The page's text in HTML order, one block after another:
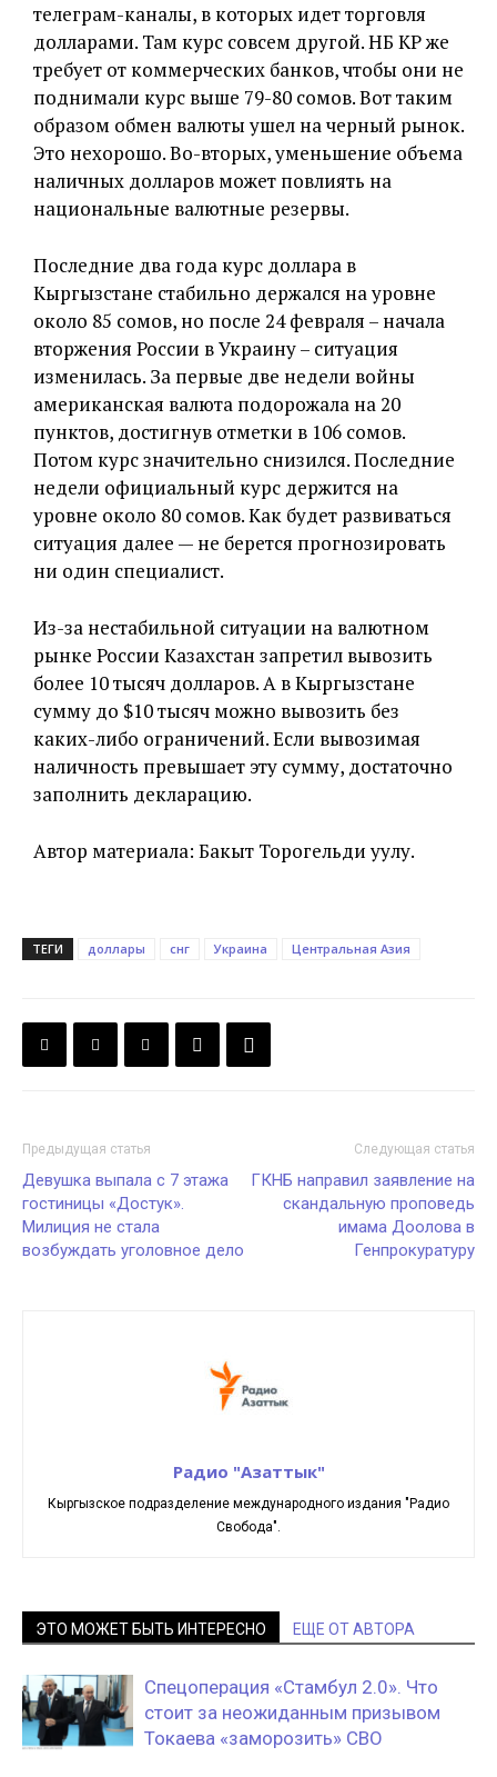
телеграм-каналы, в которых идет торговля
долларами. Там курс совсем другой. НБ КР же
требует от коммерческих банков, чтобы они не
поднимали курс выше 79-80 сомов. Вот таким
образом обмен валюты ушел на черный рынок.
Это нехорошо. Во-вторых, уменьшение объема
наличных долларов может повлиять на
национальные валютные резервы.
Последние два года курс доллара в
Кыргызстане стабильно держался на уровне
около 85 сомов, но после 24 февраля – начала
вторжения России в Украину – ситуация
изменилась. За первые две недели войны
американская валюта подорожала на 20
пунктов, достигнув отметки в 106 сомов.
Потом курс значительно снизился. Последние
недели официальный курс держится на
уровне около 80 сомов. Как будет развиваться
ситуация далее — не берется прогнозировать
ни один специалист.
Из-за нестабильной ситуации на валютном
рынке России Казахстан запретил вывозить
более 10 тысяч долларов. А в Кыргызстане
сумму до $10 тысяч можно вывозить без
каких-либо ограничений. Если вывозимая
наличность превышает эту сумму, достаточно
заполнить декларацию.
Автор материала: Бакыт Торогельди уулу.
ТЕГИ доллары снг Украина Центральная Азия
Предыдущая статья
Девушка выпала с 7 этажа
гостиницы «Достук».
Милиция не стала
возбуждать уголовное дело
Следующая статья
ГКНБ направил заявление на
скандальную проповедь
имама Доолова в
Генпрокуратуру
Радио "Азаттык"
Кыргызское подразделение международного издания "Радио
Свобода".
ЭТО МОЖЕТ БЫТЬ ИНТЕРЕСНО ЕЩЕ ОТ АВТОРА
Спецоперация «Стамбул 2.0». Что
стоит за неожиданным призывом
Токаева «заморозить» СВО